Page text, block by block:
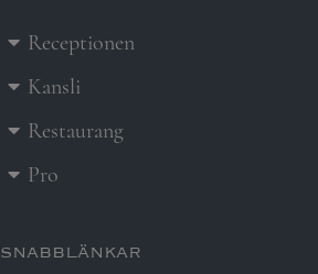
Receptionen
Kansli
Restaurang
Pro
snabblänkar​